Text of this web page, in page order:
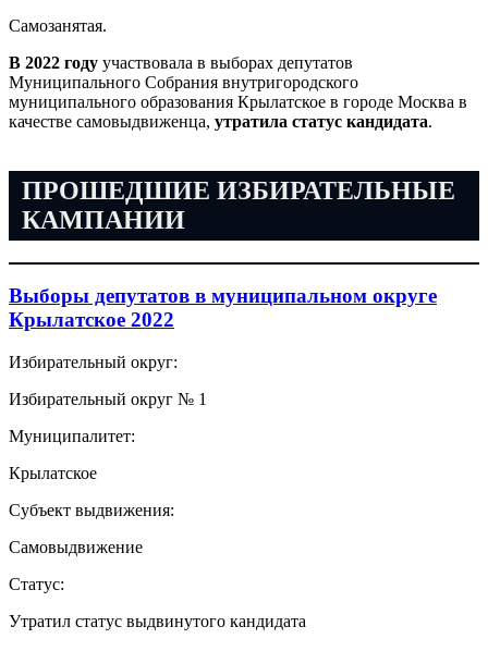
Самозанятая.
В 2022 году участвовала в выборах депутатов
Муниципального Собрания внутригородского
муниципального образования Крылатское в городе Москва в
качестве самовыдвиженца, утратила статус кандидата.
ПРОШЕДШИЕ ИЗБИРАТЕЛЬНЫЕ
КАМПАНИИ
Выборы депутатов в муниципальном округе
Крылатское 2022
Избирательный округ:
Избирательный округ № 1
Муниципалитет:
Крылатское
Субъект выдвижения:
Самовыдвижение
Статус:
Утратил статус выдвинутого кандидата